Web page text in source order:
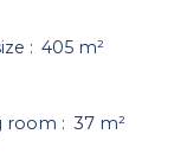
: 405 m²
room : 37 m²